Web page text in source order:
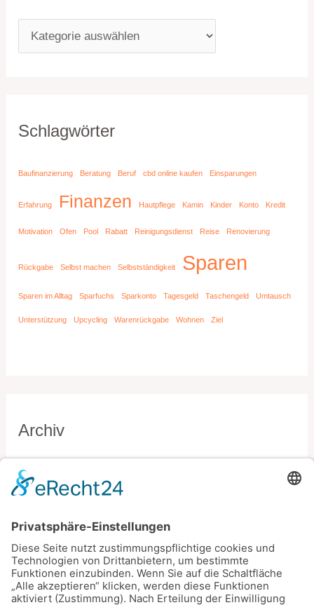
Schlagwörter
Baufinanzierung Beratung Beruf cbd online kaufen Einsparungen
Erfahrung Finanzen Hautpflege Kamin Kinder Konto Kredit
Motivation Ofen Pool Rabatt Reinigungsdienst Reise Renovierung
Rückgabe Selbst machen Selbstständigkeit Sparen
Sparen im Alltag Sparfuchs Sparkonto Tagesgeld Taschengeld Umtausch
Unterstützung Upcycling Warenrückgabe Wohnen Ziel
Archiv